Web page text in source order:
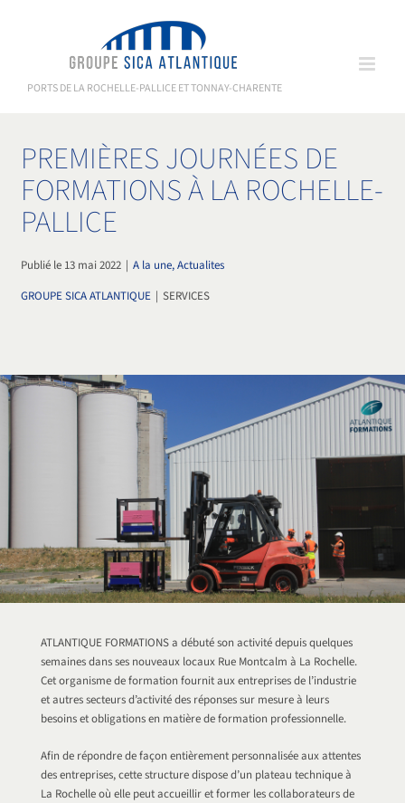
PORTS DE LA ROCHELLE-PALLICE ET TONNAY-CHARENTE
PREMIÈRES JOURNÉES DE
FORMATIONS À LA ROCHELLE-
PALLICE
Publié le 13 mai 2022 | A la une, Actualites
GROUPE SICA ATLANTIQUE | SERVICES
ATLANTIQUE FORMATIONS a débuté son activité depuis quelques
semaines dans ses nouveaux locaux Rue Montcalm à La Rochelle.
Cet organisme de formation fournit aux entreprises de l’industrie
et autres secteurs d’activité des réponses sur mesure à leurs
besoins et obligations en matière de formation professionnelle.
Afin de répondre de façon entièrement personnalisée aux attentes
des entreprises, cette structure dispose d’un plateau technique à
La Rochelle où elle peut accueillir et former les collaborateurs de